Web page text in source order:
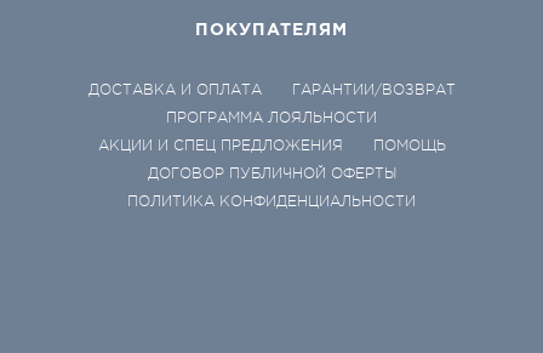
ПОКУПАТЕЛЯМ
ДОСТАВКА И ОПЛАТА
ГАРАНТИИ/ВОЗВРАТ
ПРОГРАММА ЛОЯЛЬНОСТИ
АКЦИИ И СПЕЦ ПРЕДЛОЖЕНИЯ
ПОМОЩЬ
ДОГОВОР ПУБЛИЧНОЙ ОФЕРТЫ
ПОЛИТИКА КОНФИДЕНЦИАЛЬНОСТИ